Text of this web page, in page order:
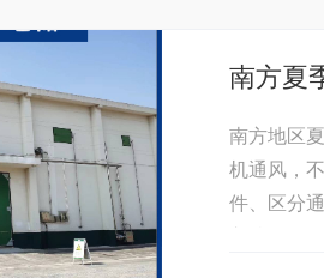
南方夏
南方地区
机通风，
件、区分